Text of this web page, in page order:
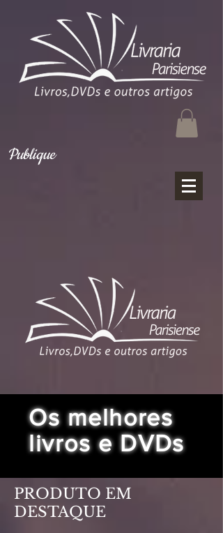
Publique
Os melhores
livros e DVDs
PRODUTO EM
DESTAQUE